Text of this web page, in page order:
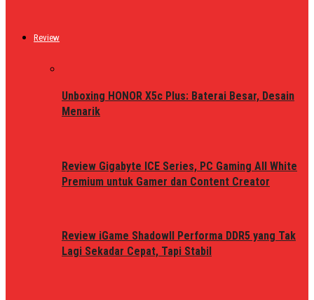
Review
Unboxing HONOR X5c Plus: Baterai Besar, Desain
Menarik
Review Gigabyte ICE Series, PC Gaming All White
Premium untuk Gamer dan Content Creator
Review iGame ShadowII Performa DDR5 yang Tak
Lagi Sekadar Cepat, Tapi Stabil